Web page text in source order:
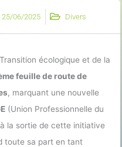
25/06/2025 Divers
écologique et de la
feuille de route de
, marquant une nouvelle
(Union Professionnelle du
la sortie de cette initiative
toute sa part en tant